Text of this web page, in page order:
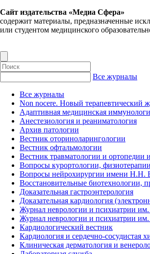
Сайт издательства «Медиа Сфера»
содержит материалы, предназначенные
или студентом медицинского
Все журналы
Все журналы
Non nocere. Новый терапевтический
Адаптивная медицинская
Анестезиология и реаниматология
Архив патологии
Вестник оториноларингологии
Вестник офтальмологии
Вестник травматологии и
Вопросы курортологии,
Вопросы нейрохирургии имени Н.Н.
Восстановительные биотехнологии,
Доказательная гастроэнтерология
Доказательная кардиология
Журнал неврологии и психиатрии
Журнал неврологии и психиатрии
Кардиологический вестник
Кардиология и сердечно-сосудистая
Клиническая дерматология и